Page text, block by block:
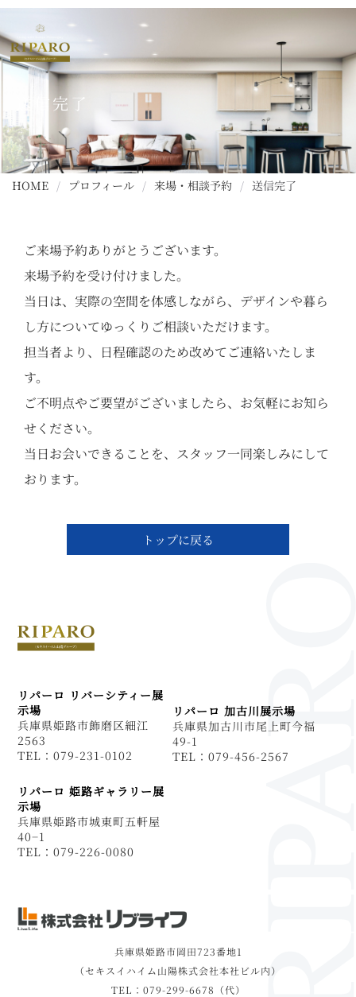
送信完了
HOME / プロフィール / 来場・相談予約 / 送信完了
ご来場予約ありがとうございます。
来場予約を受け付けました。
当日は、実際の空間を体感しながら、デザインや暮ら
し方についてゆっくりご相談いただけます。
担当者より、日程確認のため改めてご連絡いたしま
す。
ご不明点やご要望がございましたら、お気軽にお知ら
せください。
当日お会いできることを、スタッフ一同楽しみにして
おります。
トップに戻る
リパーロ リバーシティー展
示場
兵庫県姫路市飾磨区細江
2563
TEL：079-231-0102
リパーロ 加古川展示場
兵庫県加古川市尾上町今福
49-1
TEL：079-456-2567
リパーロ 姫路ギャラリー展
示場
兵庫県姫路市城東町五軒屋
40−1
TEL：079-226-0080
兵庫県姫路市岡田723番地1
（セキスイハイム山陽株式会社本社ビル内）
TEL：079-299-6678（代）